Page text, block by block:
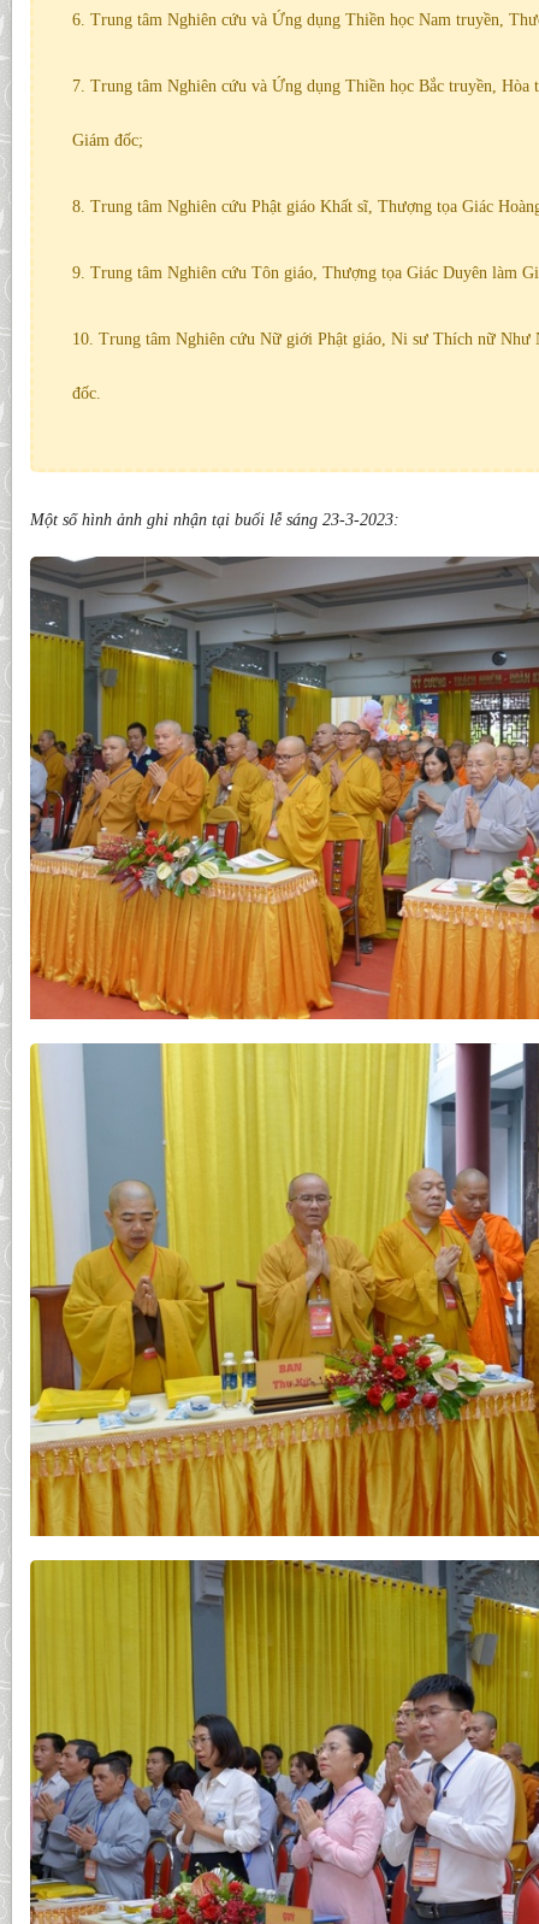
6. Trung tâm Nghiên cứu và Ứng dụng Thiền học Nam truyền,
7. Trung tâm Nghiên cứu và Ứng dụng Thiền học Bắc truyền,
Giám đốc;
8. Trung tâm Nghiên cứu Phật giáo Khất sĩ, Thượng tọa Giác
9. Trung tâm Nghiên cứu Tôn giáo, Thượng tọa Giác Duyên làm
10. Trung tâm Nghiên cứu Nữ giới Phật giáo, Ni sư Thích nữ Như
đốc.
Một số hình ảnh ghi nhận tại buổi lễ sáng 23-3-2023: